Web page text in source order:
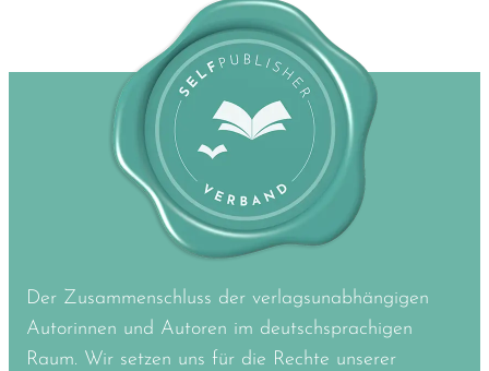
Der Zusammenschluss der verlagsunabhängigen
Autorinnen und Autoren im deutschsprachigen
Raum. Wir setzen uns für die Rechte unserer